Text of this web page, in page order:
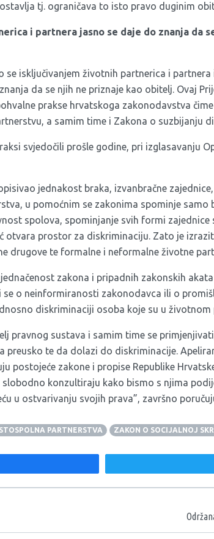
tj. ograničava to isto pravo duginim
i partnera jasno se daje do znanja da
se isključivanjem životnih partnerica i
da se njih ne priznaje kao obitelj. Ovaj
prakse hrvatskoga zakonodavstva
a samim time i Zakona o suzbijanju
svjedočili prošle godine, pri izglasavanju
jednakost braka, izvanbračne
u pomoćnim se zakonima spominje samo
spolova, spominjanje svih formi
otvara prostor za diskriminaciju. Zato je
drugove te formalne i neformalne životne
zakona i pripadnih zakonskih
se o neinformiranosti zakonodavca ili o
diskriminaciji osoba koje su u životnom
pravnog sustava i samim time se
preusko te da dolazi do diskriminacije.
postojeće zakone i propise Republike
konzultiraju kako bismo s njima
u ostvarivanju svojih prava”, završno
PARTNERSTVA ZAKON O SOCIJALNOJ